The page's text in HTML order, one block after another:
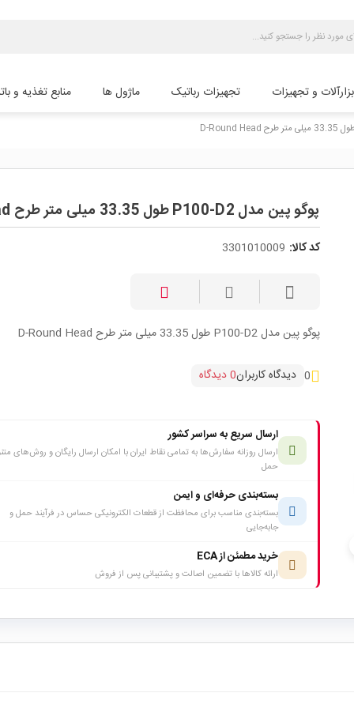
و تجهیزات تجهیزات رباتیک ماژول ها منابع تغذیه و
پوگو پین مدل P100-D2 طول 33.35 میلی متر طرح D-Round Head
کد کالا: 3301010009
پوگو پین مدل P100-D2 طول 33.35 میلی متر طرح D-Round Head
0 دیدگاه کاربران0 دیدگاه
ارسال سریع به سراسر کشور
ارسال روزانه سفارش‌ها به تمامی نقاط ایران با امکان ارسال رایگان و روش‌های
حمل
بسته‌بندی حرفه‌ای و ایمن
بسته‌بندی مناسب برای محافظت از قطعات الکترونیکی حساس در فرآیند حمل و
جابه‌جایی
خرید مطمئن از ECA
ارائه کالاها با تضمین اصالت و پشتیبانی پس از فروش